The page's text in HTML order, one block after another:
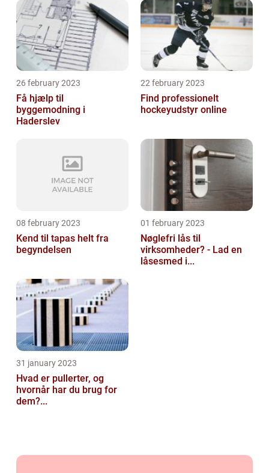
26 february 2023
Få hjælp til
byggemodning i
Haderslev
22 february 2023
Find professionelt
hockeyudstyr online
08 february 2023
Kend til tapas helt fra
begyndelsen
01 february 2023
Nøglefri lås til
virksomheder? - Lad en
låsesmed i...
31 january 2023
Hvad er pullerter, og
hvornår har du brug for
dem?...